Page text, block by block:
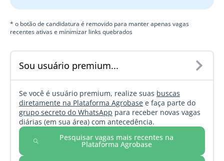
* o botão de candidatura é removido para manter apenas vagas
recentes ativas e minimizar links quebrados
Sou usuário premium...
Se você é usuário premium, realize suas buscas
diretamente na Plataforma Agrobase e faça parte do
grupo secreto do WhatsApp para receber novas vagas
diárias (em sua área) com antecedência.
Pesquisar vagas mais recentes na
Plataforma Agrobase